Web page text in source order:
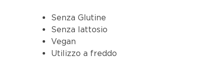
Senza Glutine
Senza lattosio
Vegan
Utilizzo a freddo